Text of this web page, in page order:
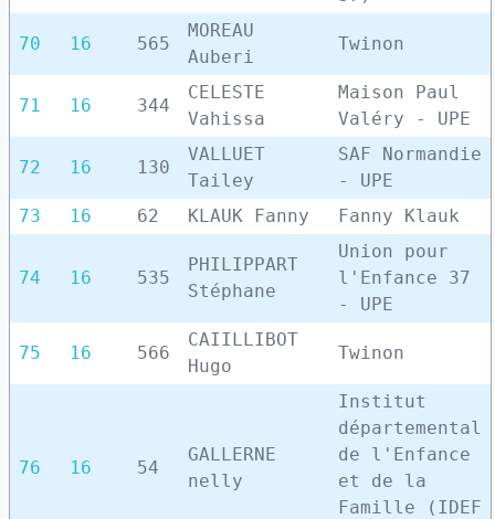
70 16 565
MOREAU
Auberi
Twinon
71 16 344
CELESTE
Vahissa
Maison Paul
Valéry - UPE
72 16 130
VALLUET
Tailey
SAF Normandie
- UPE
73
16 62 KLAUK Fanny Fanny Klauk
74 16 535
PHILIPPART
Stéphane
Union pour
l'Enfance 37
- UPE
75 16 566
CAIILLIBOT
Hugo
Twinon
76 16 54
GALLERNE
nelly
Institut
départemental
de l'Enfance
et de la
Famille (IDEF